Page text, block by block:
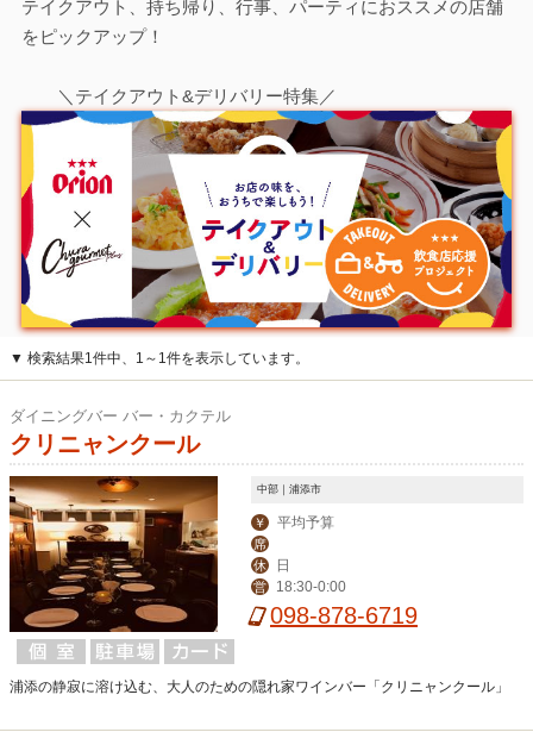
テイクアウト、持ち帰り、行事、パーティにおススメの店舗
をピックアップ！
＼テイクアウト&デリバリー特集／
▼ 検索結果1件中、1～1件を表示しています。
ダイニングバー バー・カクテル
クリニャンクール
中部｜浦添市
￥ 平均予算
席
休
日
営 18:30-0:00
098-878-6719
浦添の静寂に溶け込む、大人のための隠れ家ワインバー「クリニャンクール」